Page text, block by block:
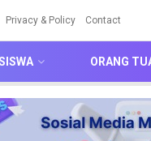
Privacy & Policy Contact
ORANG